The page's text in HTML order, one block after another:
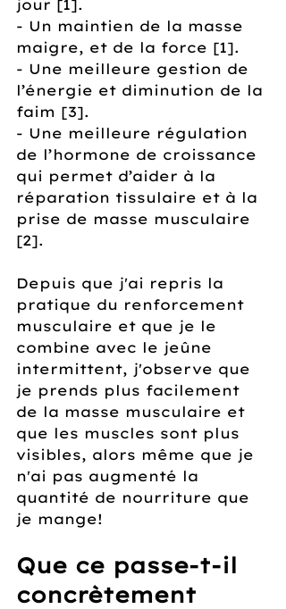
jour [1].
- Un maintien de la masse
maigre, et de la force [1].
- Une meilleure gestion de
l’énergie et diminution de la
faim [3].
- Une meilleure régulation
de l’hormone de croissance
qui permet d’aider à la
réparation tissulaire et à la
prise de masse musculaire
[2].
Depuis que j'ai repris la
pratique du renforcement
musculaire et que je le
combine avec le jeûne
intermittent, j'observe que
je prends plus facilement
de la masse musculaire et
que les muscles sont plus
visibles, alors même que je
n'ai pas augmenté la
quantité de nourriture que
je mange!
Que ce passe-t-il
concrètement